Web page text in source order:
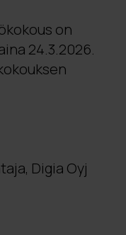
on
24.3.2026.
Digia Oyj